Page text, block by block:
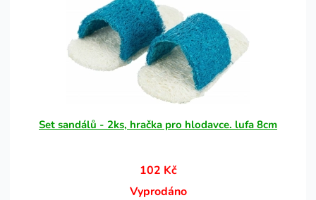
Set sandálů - 2ks, hračka pro hlodavce. lufa 8cm
102 Kč
Vyprodáno